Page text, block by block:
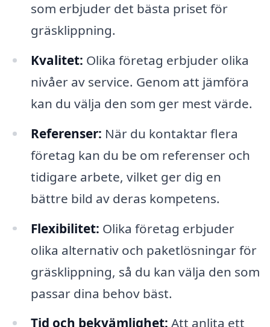
som erbjuder det bästa priset för
gräsklippning.
Kvalitet: Olika företag erbjuder olika
nivåer av service. Genom att jämföra
kan du välja den som ger mest värde.
Referenser: När du kontaktar flera
företag kan du be om referenser och
tidigare arbete, vilket ger dig en
bättre bild av deras kompetens.
Flexibilitet: Olika företag erbjuder
olika alternativ och paketlösningar för
gräsklippning, så du kan välja den som
passar dina behov bäst.
Tid och bekvämlighet: Att anlita ett